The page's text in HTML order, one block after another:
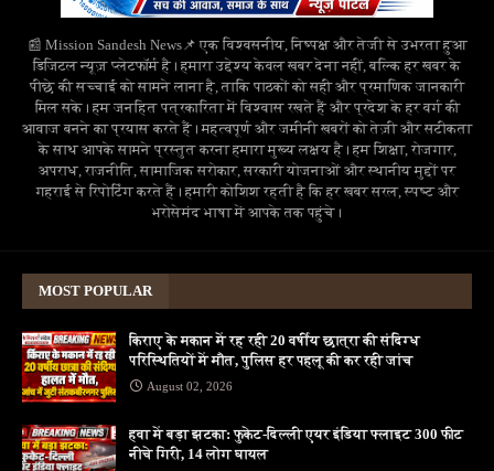
📰 Mission Sandesh News📌 एक विश्वसनीय, निष्पक्ष और तेजी से उभरता हुआ
डिजिटल न्यूज़ प्लेटफॉर्म है। हमारा उद्देश्य केवल खबर देना नहीं, बल्कि हर खबर के
पीछे की सच्चाई को सामने लाना है, ताकि पाठकों को सही और प्रमाणिक जानकारी
मिल सके। हम जनहित पत्रकारिता में विश्वास रखते हैं और प्रदेश के हर वर्ग की
आवाज बनने का प्रयास करते हैं। महत्वपूर्ण और जमीनी खबरों को तेज़ी और सटीकता
के साथ आपके सामने प्रस्तुत करना हमारा मुख्य लक्ष्य है। हम शिक्षा, रोजगार,
अपराध, राजनीति, सामाजिक सरोकार, सरकारी योजनाओं और स्थानीय मुद्दों पर
गहराई से रिपोर्टिंग करते हैं। हमारी कोशिश रहती है कि हर खबर सरल, स्पष्ट और
भरोसेमंद भाषा में आपके तक पहुंचे।
MOST POPULAR
किराए के मकान में रह रही 20 वर्षीय छात्रा की संदिग्ध
परिस्थितियों में मौत, पुलिस हर पहलू की कर रही जांच
August 02, 2026
हवा में बड़ा झटका: फुकेट-दिल्ली एयर इंडिया फ्लाइट 300 फीट
नीचे गिरी, 14 लोग घायल